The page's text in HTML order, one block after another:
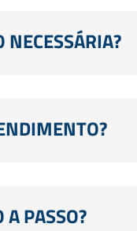
NECESSÁRIA?
A PASSO?